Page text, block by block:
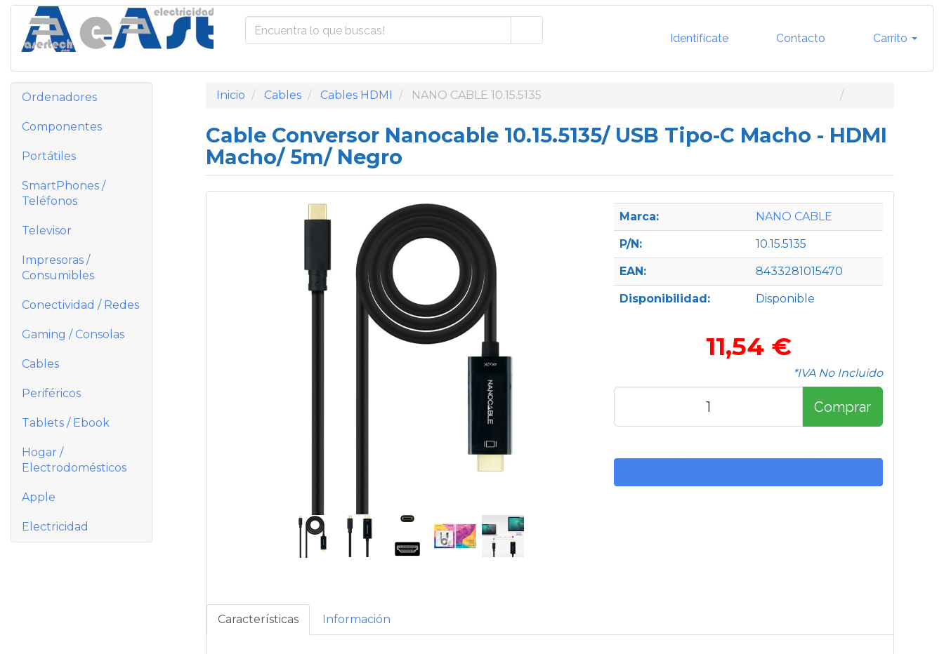
Identifícate Contacto Carrito
Ordenadores
Componentes
Portátiles
SmartPhones /
Teléfonos
Televisor
Impresoras /
Consumibles
Conectividad / Redes
Gaming / Consolas
Cables
Periféricos
Tablets / Ebook
Hogar /
Electrodomésticos
Apple
Electricidad
Inicio Cables Cables HDMI NANO CABLE 10.15.5135
Cable Conversor Nanocable 10.15.5135/ USB Tipo-C Macho - HDMI
Macho/ 5m/ Negro
Marca: NANO CABLE
P/N: 10.15.5135
EAN: 8433281015470
Disponibilidad: Disponible
11,54 €
*IVA No Incluido
Comprar
Características Información